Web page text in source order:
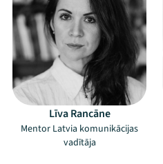
Līva Rancāne
Mentor Latvia komunikācijas
vadītāja